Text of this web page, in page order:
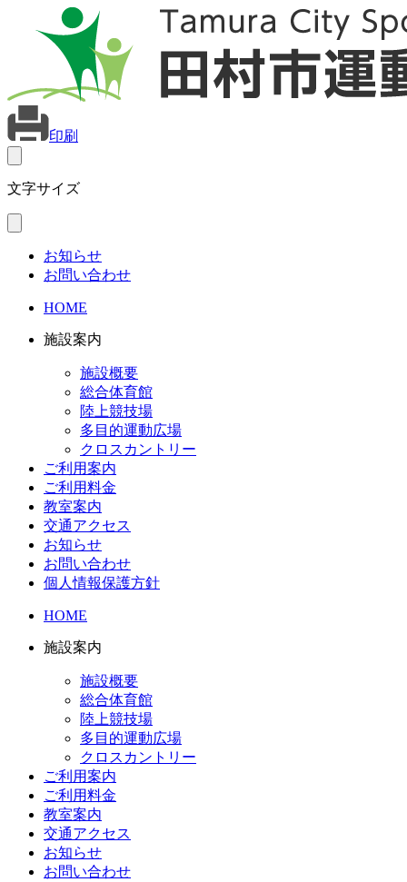
印刷
文字サイズ
お知らせ
お問い合わせ
HOME
施設案内
施設概要
総合体育館
陸上競技場
多目的運動広場
クロスカントリー
ご利用案内
ご利用料金
教室案内
交通アクセス
お知らせ
お問い合わせ
個人情報保護方針
HOME
施設案内
施設概要
総合体育館
陸上競技場
多目的運動広場
クロスカントリー
ご利用案内
ご利用料金
教室案内
交通アクセス
お知らせ
お問い合わせ